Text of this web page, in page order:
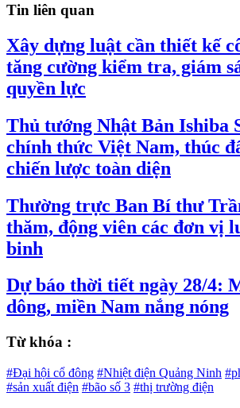
Tin liên quan
Xây dựng luật cần thiết kế
tăng cường kiểm tra, giám
quyền lực
Thủ tướng Nhật Bản Ishiba
chính thức Việt Nam, thúc
chiến lược toàn diện
Thường trực Ban Bí thư
thăm, động viên các đơn vị
binh
Dự báo thời tiết ngày 28/4:
dông, miền Nam nắng nóng
Từ khóa :
#Đại hội cổ đông #Nhiệt điện Quảng Ninh
#sản xuất điện #bão số 3 #thị trường điện